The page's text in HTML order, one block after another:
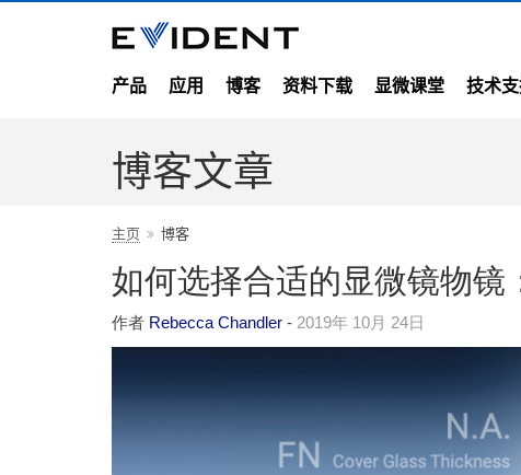
产品 应用 博客 资料下载 显微课堂 技术
博客文章
主页 博客
如何选择合适的显微镜物镜
作者 Rebecca Chandler - 2019年 10月 24日